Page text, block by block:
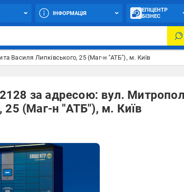
ІНФОРМАЦІЯ
ЕПІЦЕНТР
БІЗНЕС
Василя Липківського, 25 (Маг-н "АТБ"), м. Київ
за адресою: вул.
25 (Маг-н "АТБ"), м. Київ